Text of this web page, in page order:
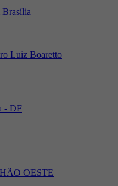
Brasília
Luiz Boaretto
- DF
OESTE